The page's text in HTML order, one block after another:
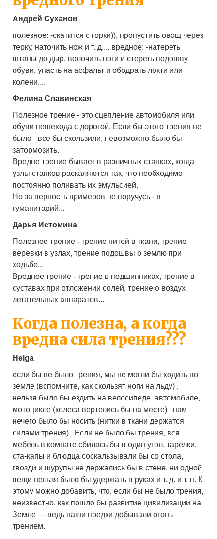
Андрей Суханов
полезное: -скатится с горки)), пропустить овощ через
терку, наточить нож и т. д.... вредное: -натереть
штаны до дыр, волочить ноги и стереть подошву
обуви, упасть на асфальт и ободрать локти или
колени....
Фелина Славинская
Полезное трение - это сцепление автомобиля или
обуви пешехода с дорогой. Если бы этого трения не
было - все бы скользили, невозможно было бы
затормозить.
Вредне трение бывает в различных станках, когда
узлы станков раскаляются так, что необходимо
постоянно поливать их эмульсией.
Но за верность примеров не поручусь - я
гуманитарий...
Дарья Истомина
Полезное трение - трение нитей в ткани, трение
веревки в узлах, трение подошвы о землю при
ходьбе...
Вредное трение - трение в подшипниках, трение в
суставах при отложении солей, трение о воздух
летательных аппаратов...
Когда полезна, а когда
вредна сила трения???
Helga
если бы не было трения, мы не могли бы ходить по
земле (вспомните, как скользят ноги на льду) ,
нельзя было бы ездить на велосипеде, автомобиле,
мотоцикле (колеса вертелись бы на месте) , нам
нечего было бы носить (нитки в ткани держатся
силами трения) . Если не было бы трения, вся
мебель в комнате сбилась бы в один угол, тарелки,
ста-капы и блюдца соскальзывали бы со стола,
гвозди и шурупы не держались бы в стене, ни одной
вещи нельзя было бы удержать в руках и т. д. и т. п. К
этому можно добавить, что, если бы не было трения,
неизвестно, как пошло бы развитие цивилизации на
Земле — ведь наши предки добывали огонь
трением.